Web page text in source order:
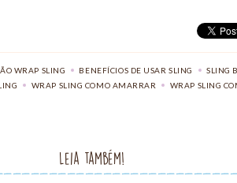
WRAP SLING BENEFÍCIOS DE USAR SLING SLING
WRAP SLING COMO AMARRAR WRAP SLING
Leia também!